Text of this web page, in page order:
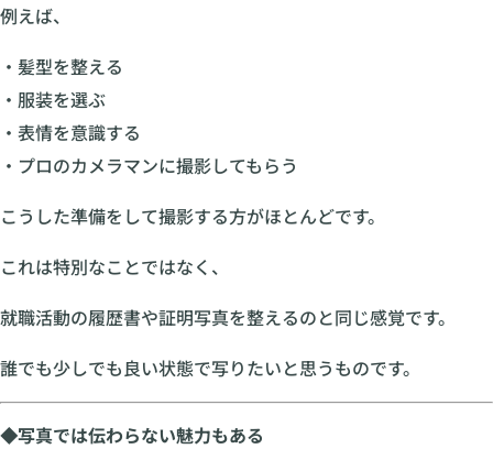
例えば、
・髪型を整える
・服装を選ぶ
・表情を意識する
・プロのカメラマンに撮影してもらう
こうした準備をして撮影する方がほとんどです。
これは特別なことではなく、
就職活動の履歴書や証明写真を整えるのと同じ感覚です。
誰でも少しでも良い状態で写りたいと思うものです。
◆写真では伝わらない魅力もある